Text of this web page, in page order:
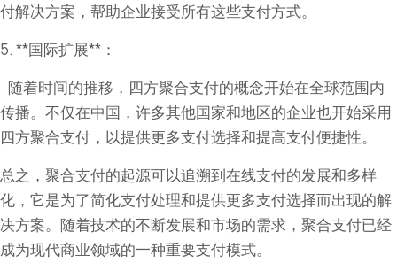
付解决方案，帮助企业接受所有这些支付方式。
5. **国际扩展**：
随着时间的推移，四方聚合支付的概念开始在全球范围内
传播。不仅在中国，许多其他国家和地区的企业也开始采用
四方聚合支付，以提供更多支付选择和提高支付便捷性。
总之，聚合支付的起源可以追溯到在线支付的发展和多样
化，它是为了简化支付处理和提供更多支付选择而出现的解
决方案。随着技术的不断发展和市场的需求，聚合支付已经
成为现代商业领域的一种重要支付模式。